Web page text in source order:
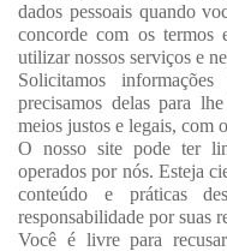
dados pessoais quando
concorde com os termos
utilizar nossos serviços e
Solicitamos
precisamos delas para
meios justos e legais, com
O nosso site pode ter
operados por nós. Esteja
conteúdo e práticas
responsabilidade por suas
Você é livre para